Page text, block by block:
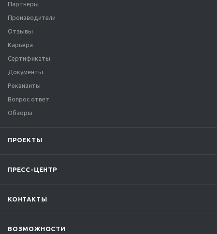
Партнеры
Производители
Отзывы
Карьера
Сертификаты
Документы
Реквизиты
Вопрос ответ
Обзоры
ПРОЕКТЫ
ПРЕСС-ЦЕНТР
КОНТАКТЫ
ВОЗМОЖНОСТИ